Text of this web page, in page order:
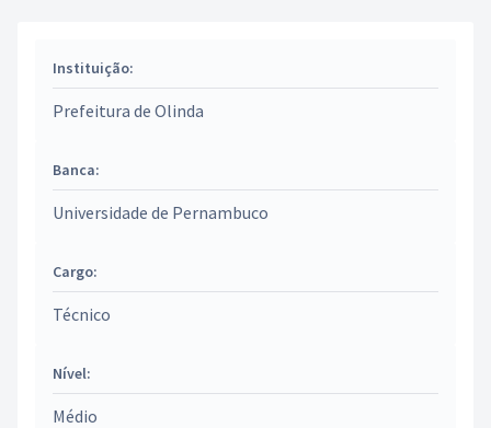
Instituição:
Prefeitura de Olinda
Banca:
Universidade de Pernambuco
Cargo:
Técnico
Nível:
Médio